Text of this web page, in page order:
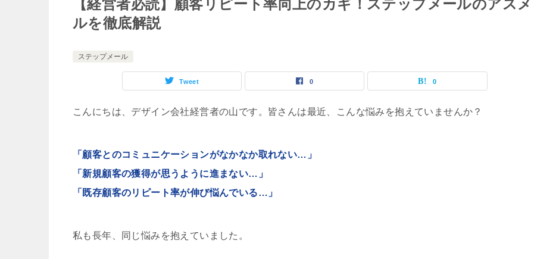
【経営者必読】顧客リピート率向上のカギ！ステップメールのアスメ
ルを徹底解説
ステップメール
Tweet 0 0
こんにちは、デザイン会社経営者の山です。皆さんは最近、こんな悩みを抱えていませんか？
「顧客とのコミュニケーションがなかなか取れない…」
「新規顧客の獲得が思うように進まない…」
「既存顧客のリピート率が伸び悩んでいる…」
私も長年、同じ悩みを抱えていました。